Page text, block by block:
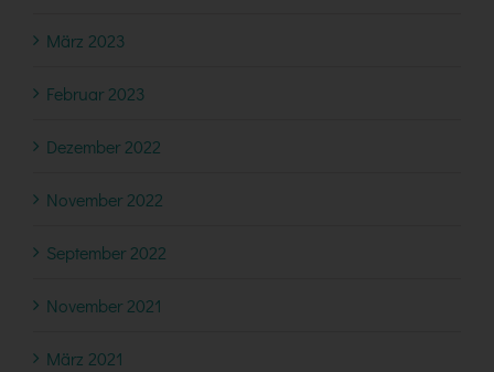
März 2023
Februar 2023
Dezember 2022
November 2022
September 2022
November 2021
März 2021